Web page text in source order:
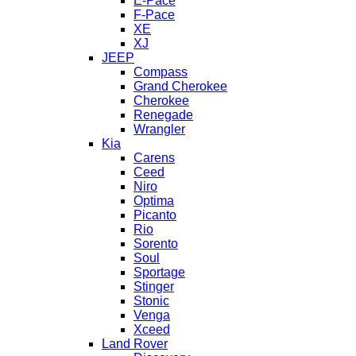
F-Pace
XE
XJ
JEEP
Compass
Grand Cherokee
Cherokee
Renegade
Wrangler
Kia
Carens
Ceed
Niro
Optima
Picanto
Rio
Sorento
Soul
Sportage
Stinger
Stonic
Venga
Xceed
Land Rover